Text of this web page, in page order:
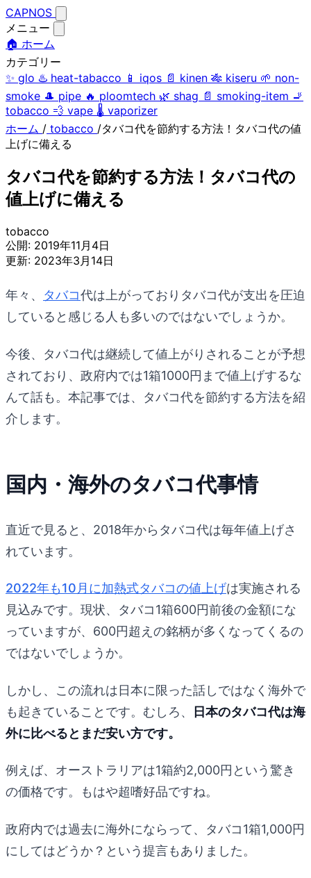
CAPNOS
メニュー
🏠 ホーム
カテゴリー
✨ glo ♨️ heat-tabacco 📱 iqos 📄 kinen 🎋 kiseru 🌱 non-
smoke 🎩 pipe 🔥 ploomtech 🌿 shag 📄 smoking-item 🚬
tobacco 💨 vape 🌡️ vaporizer
ホーム / tobacco /タバコ代を節約する方法！タバコ代の値
上げに備える
タバコ代を節約する方法！タバコ代の
値上げに備える
tobacco
公開: 2019年11月4日
更新: 2023年3月14日
年々、 タバコ代は上がっておりタバコ代が支出を圧迫
していると感じる人も多いのではないでしょうか。
今後、タバコ代は継続して値上がりされることが予想
されており、政府内では1箱1000円まで値上げするな
んて話も。本記事では、タバコ代を節約する方法を紹
介します。
国内・海外のタバコ代事情
直近で見ると、2018年からタバコ代は毎年値上げさ
れています。
2022年も10月に加熱式タバコの値上げは実施される
見込みです。現状、タバコ1箱600円前後の金額にな
っていますが、600円超えの銘柄が多くなってくるの
ではないでしょうか。
しかし、この流れは日本に限った話しではなく海外で
も起きていることです。むしろ、
日本のタバコ代は海
外に比べるとまだ安い方です。
例えば、オーストラリアは1箱約2,000円という驚き
の価格です。もはや超嗜好品ですね。
政府内では過去に海外にならって、タバコ1箱1,000円
にしてはどうか？という提言もありました。